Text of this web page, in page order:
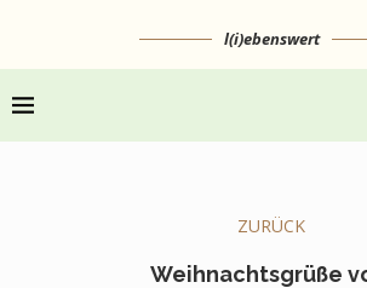
l(i)ebenswert
ZURÜCK
Weihnachtsgrüße